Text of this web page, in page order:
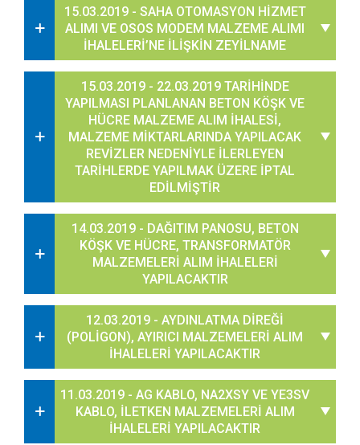
15.03.2019 - SAHA OTOMASYON HİZMET
ALIMI VE OSOS MODEM MALZEME ALIMI
İHALELERİ’NE İLİŞKİN ZEYİLNAME
15.03.2019 - 22.03.2019 TARİHİNDE
YAPILMASI PLANLANAN BETON KÖŞK VE
HÜCRE MALZEME ALIM İHALESİ,
MALZEME MİKTARLARINDA YAPILACAK
REVİZLER NEDENİYLE İLERLEYEN
TARİHLERDE YAPILMAK ÜZERE İPTAL
EDİLMİŞTİR
14.03.2019 - DAĞITIM PANOSU, BETON
KÖŞK VE HÜCRE, TRANSFORMATÖR
MALZEMELERİ ALIM İHALELERİ
YAPILACAKTIR
12.03.2019 - AYDINLATMA DİREĞİ
(POLİGON), AYIRICI MALZEMELERİ ALIM
İHALELERİ YAPILACAKTIR
11.03.2019 - AG KABLO, NA2XSY VE YE3SV
KABLO, İLETKEN MALZEMELERİ ALIM
İHALELERİ YAPILACAKTIR